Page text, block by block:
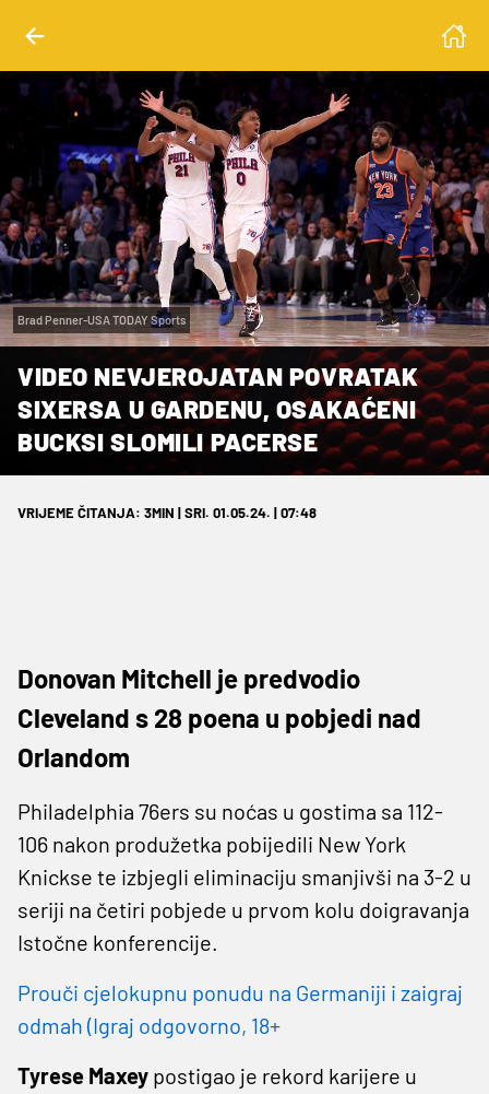
Brad Penner-USA TODAY Sports
VIDEO NEVJEROJATAN POVRATAK
SIXERSA U GARDENU, OSAKAĆENI
BUCKSI SLOMILI PACERSE
VRIJEME ČITANJA: 3MIN | SRI. 01.05.24. | 07:48
Donovan Mitchell je predvodio
Cleveland s 28 poena u pobjedi nad
Orlandom
Philadelphia 76ers su noćas u gostima sa 112-
106 nakon produžetka pobijedili New York
Knickse te izbjegli eliminaciju smanjivši na 3-2 u
seriji na četiri pobjede u prvom kolu doigravanja
Istočne konferencije.
Prouči cjelokupnu ponudu na Germaniji i zaigraj
odmah (Igraj odgovorno, 18+
Tyrese Maxey postigao je rekord karijere u